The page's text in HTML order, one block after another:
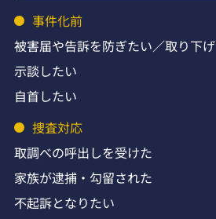
事件化前
被害届や告訴を防ぎたい／取り下
示談したい
自首したい
捜査対応
取調べの呼出しを受けた
家族が逮捕・勾留された
不起訴となりたい